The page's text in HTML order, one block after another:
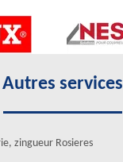
Autres services
zingueur Rosieres